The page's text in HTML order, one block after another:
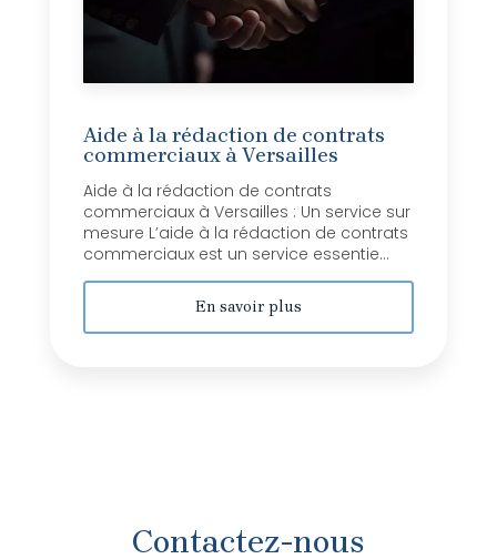
Aide à la rédaction de contrats
commerciaux à Versailles
Aide à la rédaction de contrats
commerciaux à Versailles : Un service sur
mesure L’aide à la rédaction de contrats
commerciaux est un service essentie...
En savoir plus
Contactez-nous